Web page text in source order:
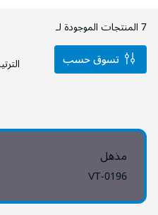
7المنتجات الموجودة لـ
مذهل
VT-0196
تسوق حسب